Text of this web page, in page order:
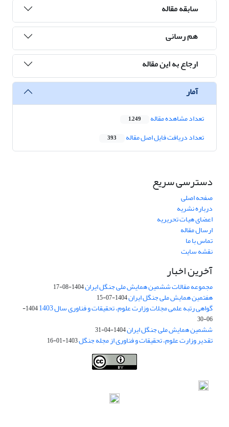
سابقه مقاله
هم رسانی
ارجاع به این مقاله
آمار
تعداد مشاهده مقاله 1,249
تعداد دریافت فایل اصل مقاله 393
دسترسی سریع
صفحه اصلی
درباره نشریه
اعضای هیات تحریریه
ارسال مقاله
تماس با ما
نقشه سایت
آخرین اخبار
مجموعه مقالات ششمین همایش ملی جنگل ایران1404-08-17
هفتمین همایش ملی جنگل ایران1404-07-15
گواهی رتبه علمی مجلات وزارت علوم، تحقیقات و فناوری سال 1403
1404-
06-30
ششمین همایش ملی جنگل ایران1404-04-31
تقدیر وزارت علوم، تحقیقات و فناوری از مجله جنگل1403-01-16